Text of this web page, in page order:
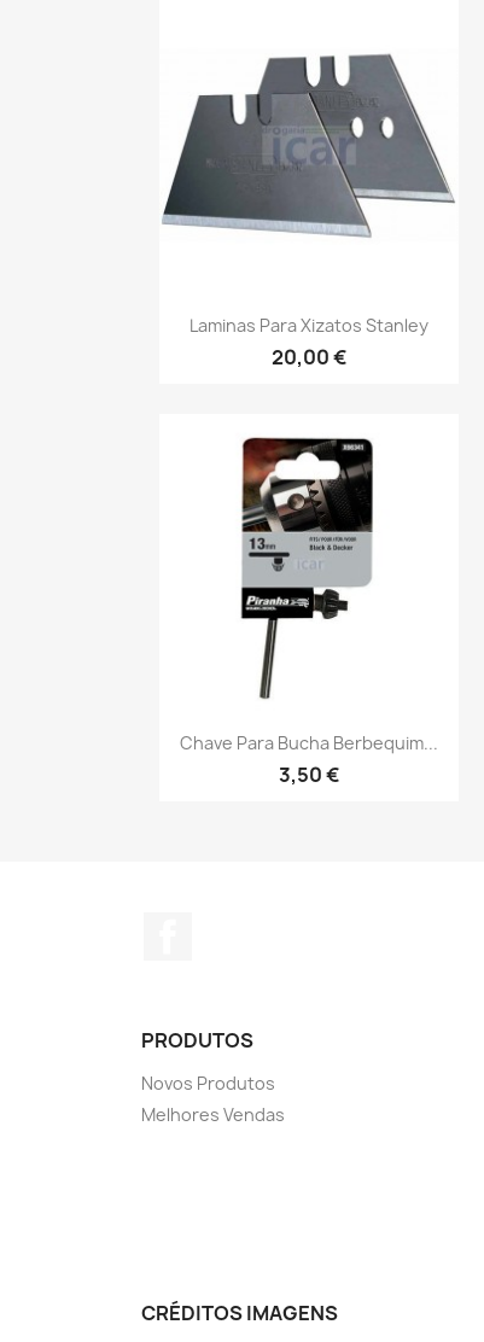
Laminas Para Xizatos Stanley
20,00 €
Vista rápida
Chave Para Bucha Berbequim...
3,50 €
Vista rápida
PRODUTOS
Novos Produtos
Melhores Vendas
CRÉDITOS IMAGENS